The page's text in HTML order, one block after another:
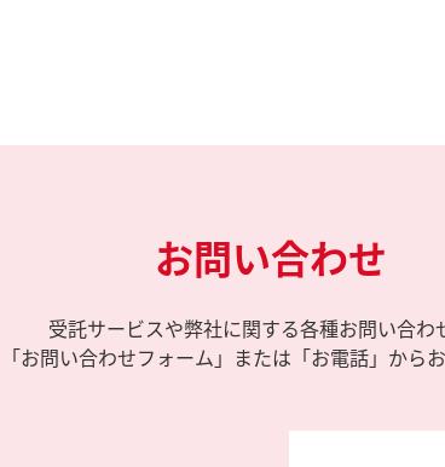
お問い合わせ
受託サービスや弊社に関する各種お問い合わ
お問い合わせフォーム」または「お電話」からお